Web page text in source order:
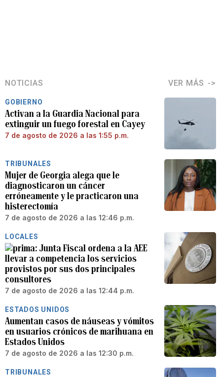
NOTICIAS VER MÁS
GOBIERNO
Activan a la Guardia Nacional para
extinguir un fuego forestal en Cayey
7 de agosto de 2026 a las 1:55 p.m.
TRIBUNALES
Mujer de Georgia alega que le
diagnosticaron un cáncer
erróneamente y le practicaron una
histerectomía
7 de agosto de 2026 a las 12:46 p.m.
LOCALES
Junta Fiscal ordena a la AEE
llevar a competencia los servicios
provistos por sus dos principales
consultores
7 de agosto de 2026 a las 12:44 p.m.
ESTADOS UNIDOS
Aumentan casos de náuseas y vómitos
en usuarios crónicos de marihuana en
Estados Unidos
7 de agosto de 2026 a las 12:30 p.m.
TRIBUNALES